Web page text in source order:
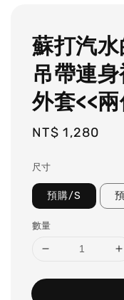
蘇打汽
吊帶連
外套<<
Regular
NT$ 1,280
尺寸
預購/S
數量